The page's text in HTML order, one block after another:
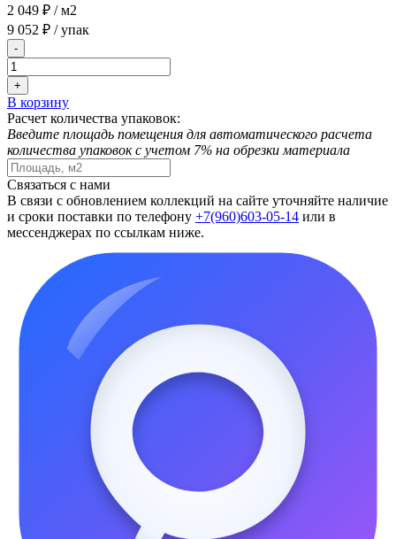
2 049 ₽ / м2
9 052 ₽ / упак
-
+
В корзину
Расчет количества упаковок:
Введите площадь помещения для автоматического расчета
количества упаковок с учетом 7% на обрезки материала
Связаться с нами
В связи с обновлением коллекций на сайте уточняйте наличие
и сроки поставки по телефону +7(960)603-05-14 или в
мессенджерах по ссылкам ниже.